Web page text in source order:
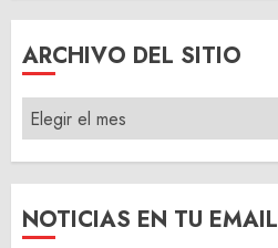
ARCHIVO DEL SITIO
ARCHIVO
DEL
SITIO
NOTICIAS EN TU EMAIL